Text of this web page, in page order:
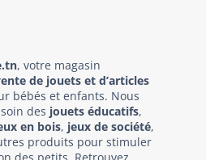
, votre magasin
de jouets et d’articles
bébés et enfants. Nous
des jouets éducatifs,
en bois, jeux de société,
produits pour stimuler
des petits. Retrouvez